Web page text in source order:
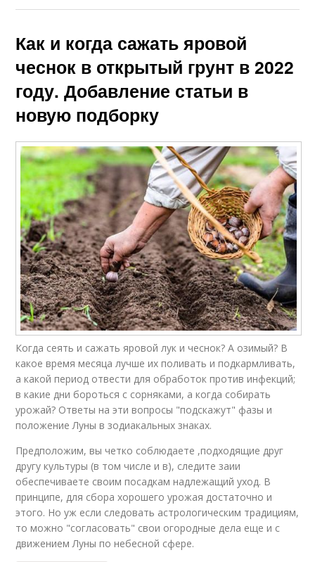
Как и когда сажать яровой
чеснок в открытый грунт в 2022
году. Добавление статьи в
новую подборку
Когда сеять и сажать яровой лук и чеснок? А озимый? В
какое время месяца лучше их поливать и подкармливать,
а какой период отвести для обработок против инфекций;
в какие дни бороться с сорняками, а когда собирать
урожай? Ответы на эти вопросы "подскажут" фазы и
положение Луны в зодиакальных знаках.
Предположим, вы четко соблюдаете ,подходящие друг
другу культуры (в том числе и в), следите заии
обеспечиваете своим посадкам надлежащий уход. В
принципе, для сбора хорошего урожая достаточно и
этого. Но уж если следовать астрологическим традициям,
то можно "согласовать" свои огородные дела еще и с
движением Луны по небесной сфере.